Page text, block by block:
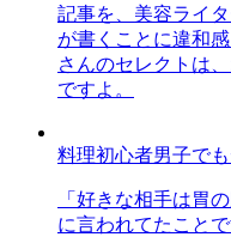
記事を、美容ライ
が書くことに違和
さんのセレクトは
ですよ。
料理初心者男子で
「好きな相手は胃
に言われてたこと